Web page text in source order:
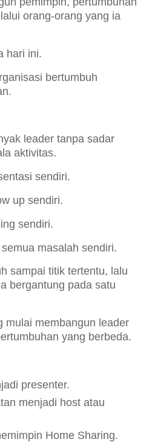
orang-orang yang ia
hari ini.
bertumbuh
leader tanpa sadar
aktivitas.
sendiri.
up sendiri.
sendiri.
masalah sendiri.
sampai titik tertentu, lalu
bergantung pada satu
mulai membangun leader
yang berbeda.
presenter.
menjadi host atau
Home Sharing.